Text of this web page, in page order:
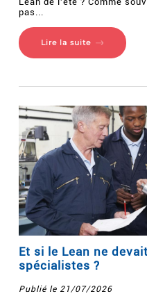
pas...
Lire la suite
Et si le Lean ne
spécialistes ?
Publié le 21/07/2026